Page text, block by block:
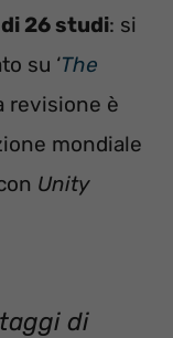
26 studi: si
su ‘The
revisione è
mondiale
Unity
di